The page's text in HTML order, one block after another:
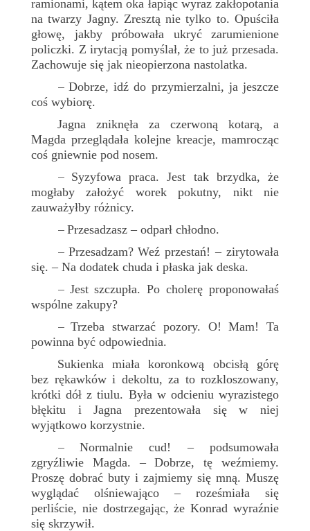
ramionami, kątem oka łapiąc wyraz zakłopotania
na twarzy Jagny. Zresztą nie tylko to. Opuściła
głowę, jakby próbowała ukryć zarumienione
policzki. Z irytacją pomyślał, że to już przesada.
Zachowuje się jak nieopierzona nastolatka.
– Dobrze, idź do przymierzalni, ja jeszcze
coś wybiorę.
Jagna zniknęła za czerwoną kotarą, a
Magda przeglądała kolejne kreacje, mamrocząc
coś gniewnie pod nosem.
– Syzyfowa praca. Jest tak brzydka, że
mogłaby założyć worek pokutny, nikt nie
zauważyłby różnicy.
– Przesadzasz – odparł chłodno.
– Przesadzam? Weź przestań! – zirytowała
się. – Na dodatek chuda i płaska jak deska.
– Jest szczupła. Po cholerę proponowałaś
wspólne zakupy?
–Trzeba stwarzać pozory. O! Mam! Ta
powinna być odpowiednia.
Sukienka miała koronkową obcisłą górę
bez rękawków i dekoltu, za to rozkloszowany,
krótki dół z tiulu. Była w odcieniu wyrazistego
błękitu i Jagna prezentowała się w niej
wyjątkowo korzystnie.
–Normalnie cud! – podsumowała
zgryźliwie Magda. – Dobrze, tę weźmiemy.
Proszę dobrać buty i zajmiemy się mną. Muszę
wyglądać olśniewająco – roześmiała się
perliście, nie dostrzegając, że Konrad wyraźnie
się skrzywił.